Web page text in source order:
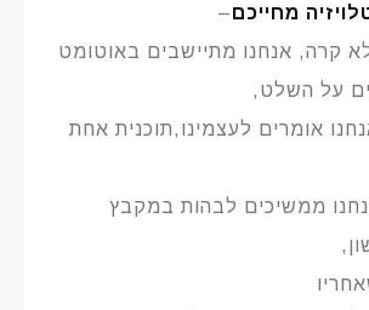
–
קרה, אנחנו מתיישבים באוטומט
על השלט,
אומרים לעצמינו,תוכנית אחת
ממשיכים לבהות במקבץ